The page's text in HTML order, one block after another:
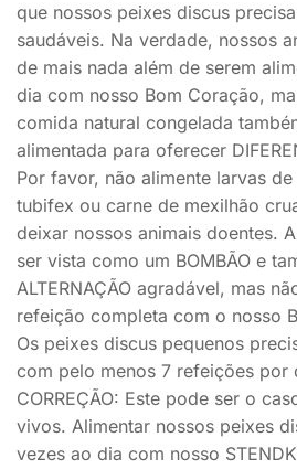
que nossos peixes discus
saudáveis. Na verdade, nossos
de mais nada além de serem
dia com nosso Bom Coração,
comida natural congelada
alimentada para oferecer
Por favor, não alimente larvas
tubifex ou carne de mexilhão
deixar nossos animais doentes.
ser vista como um BOMBÃO e
ALTERNAÇÃO agradável, mas
refeição completa com o nosso
Os peixes discus pequenos
com pelo menos 7 refeições por
CORREÇÃO: Este pode ser o
vivos. Alimentar nossos peixes
vezes ao dia com nosso